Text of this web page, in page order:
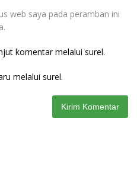
web saya pada peramban ini
komentar melalui surel.
melalui surel.